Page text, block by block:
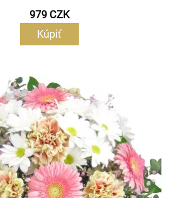
979 CZK
Kúpiť